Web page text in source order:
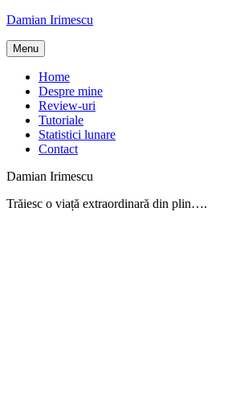
Skip
content
Damian Irimescu
Menu
Home
Despre mine
Review-uri
Tutoriale
Statistici lunare
Contact
Damian Irimescu
Trăiesc o viață extraordinară din plin….